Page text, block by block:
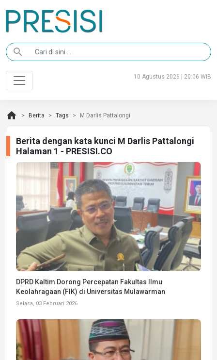
search
10 Agustus 2026 | 20:06 WIB
home Berita Tags M Darlis Pattalongi
Berita dengan kata kunci M Darlis Pattalongi
Halaman 1 - PRESISI.CO
DPRD Kaltim Dorong Percepatan Fakultas Ilmu
Keolahragaan (FIK) di Universitas Mulawarman
Selasa, 03 Februari 2026